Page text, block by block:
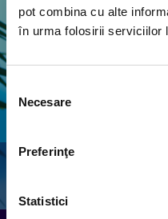
pot combina cu alte
în urma folosirii serviciilor
Selecția
consimțământului
Necesare
Preferinţe
Statistici
apă